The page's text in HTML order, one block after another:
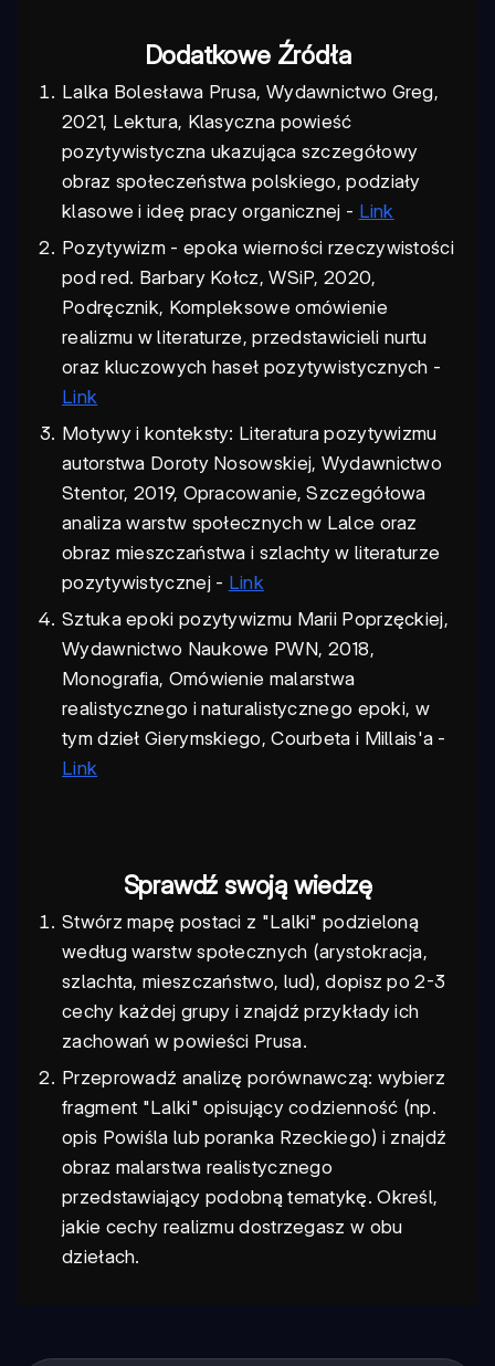
Dodatkowe Źródła
Lalka Bolesława Prusa, Wydawnictwo Greg,
2021, Lektura, Klasyczna powieść
pozytywistyczna ukazująca szczegółowy
obraz społeczeństwa polskiego, podziały
klasowe i ideę pracy organicznej - Link
Pozytywizm - epoka wierności rzeczywistości
pod red. Barbary Kołcz, WSiP, 2020,
Podręcznik, Kompleksowe omówienie
realizmu w literaturze, przedstawicieli nurtu
oraz kluczowych haseł pozytywistycznych -
Link
Motywy i konteksty: Literatura pozytywizmu
autorstwa Doroty Nosowskiej, Wydawnictwo
Stentor, 2019, Opracowanie, Szczegółowa
analiza warstw społecznych w Lalce oraz
obraz mieszczaństwa i szlachty w literaturze
pozytywistycznej - Link
Sztuka epoki pozytywizmu Marii Poprzęckiej,
Wydawnictwo Naukowe PWN, 2018,
Monografia, Omówienie malarstwa
realistycznego i naturalistycznego epoki, w
tym dzieł Gierymskiego, Courbeta i Millais'a -
Link
Sprawdź swoją wiedzę
Stwórz mapę postaci z "Lalki" podzieloną
według warstw społecznych (arystokracja,
szlachta, mieszczaństwo, lud), dopisz po 2-3
cechy każdej grupy i znajdź przykłady ich
zachowań w powieści Prusa.
Przeprowadź analizę porównawczą: wybierz
fragment "Lalki" opisujący codzienność (np.
opis Powiśla lub poranka Rzeckiego) i znajdź
obraz malarstwa realistycznego
przedstawiający podobną tematykę. Określ,
jakie cechy realizmu dostrzegasz w obu
dziełach.